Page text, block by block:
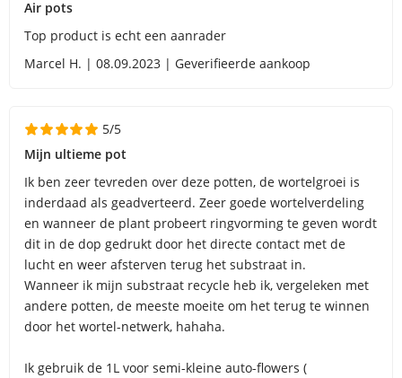
Air pots
Top product is echt een aanrader
Marcel H. | 08.09.2023 | Geverifieerde aankoop
5/5
Mijn ultieme pot
Ik ben zeer tevreden over deze potten, de wortelgroei is
inderdaad als geadverteerd. Zeer goede wortelverdeling
en wanneer de plant probeert ringvorming te geven wordt
dit in de dop gedrukt door het directe contact met de
lucht en weer afsterven terug het substraat in.
Wanneer ik mijn substraat recycle heb ik, vergeleken met
andere potten, de meeste moeite om het terug te winnen
door het wortel-netwerk, hahaha.
Ik gebruik de 1L voor semi-kleine auto-flowers (